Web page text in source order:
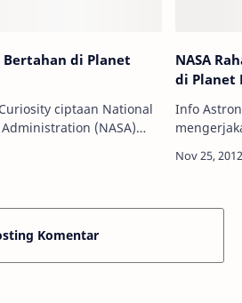
di Planet
ciptaan National
(NASA)
menyelimuti…
NASA
di Planet
Info
Gale,
Komentar